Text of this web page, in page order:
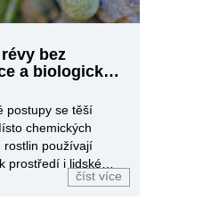
bez
a biologické
postupy se těší
chemických
rostlin používají
prostředí i lidskému
číst více